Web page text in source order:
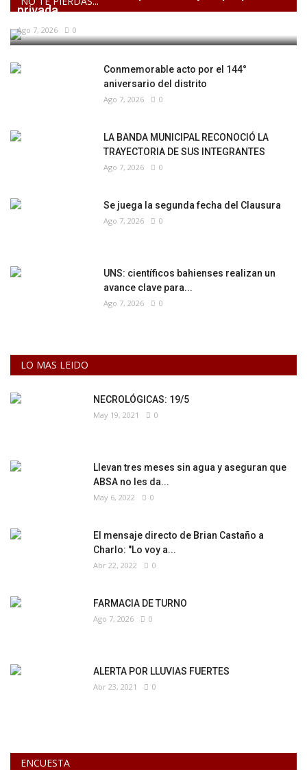
privada,...
Ago 7, 2026 0
Conmemorable acto por el 144°
aniversario del distrito
Ago 7, 2026 0
LA BANDA MUNICIPAL RECONOCIÓ LA
TRAYECTORIA DE SUS INTEGRANTES
Ago 7, 2026 0
Se juega la segunda fecha del Clausura
Ago 7, 2026 0
UNS: científicos bahienses realizan un
avance clave para...
Ago 7, 2026 0
LO MAS LEIDO
NECROLÓGICAS: 19/5
May 19, 2021 0
Llevan tres meses sin agua y aseguran que
ABSA no les da...
May 6, 2022 0
El mensaje directo de Brian Castaño a
Charlo: "Lo voy a...
Abr 22, 2022 0
FARMACIA DE TURNO
Ago 7, 2026 0
ALERTA POR LLUVIAS FUERTES
Abr 23, 2021 0
ENCUESTA